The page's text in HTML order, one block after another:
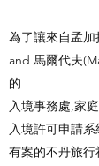
為了讓來自孟
and 馬爾代夫
的
入境事務處,家
入境許可申請
有案的不丹旅